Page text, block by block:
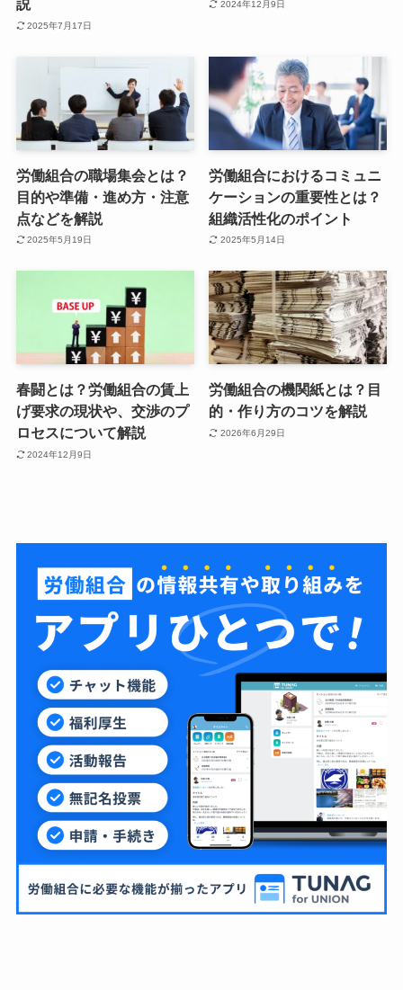
説
2025年7月17日
2024年12月9日
労働組合の職場集会とは？
目的や準備・進め方・注意
点などを解説
2025年5月19日
労働組合におけるコミュニ
ケーションの重要性とは？
組織活性化のポイント
2025年5月14日
春闘とは？労働組合の賃上
げ要求の現状や、交渉のプ
ロセスについて解説
2024年12月9日
労働組合の機関紙とは？目
的・作り方のコツを解説
2026年6月29日